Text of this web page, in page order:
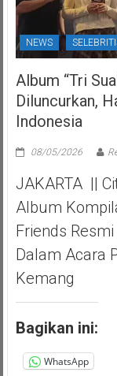
NEWS
Album “Tri
Diluncurkan,
Indonesia
08/05/2026
JAKARTA ||
Album
Friends
Dalam Acara
Kemang
Bagikan ini:
WhatsApp